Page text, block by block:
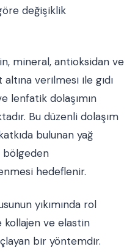
değişiklik
mineral, antioksidan ve
verilmesi ile gıdı
lenfatik dolaşımın
Bu düzenli dolaşım
bulunan yağ
bölgeden
hedeflenir.
yıkımında rol
kollajen ve elastin
bir yöntemdir.